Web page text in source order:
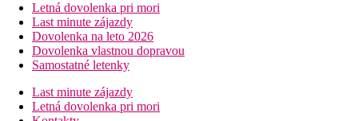
Polpenzia
Raňajky a večere formou bufetu.
Plná penzia
Raňajky, obed a večera formou bufetu
Popis pláže
Letná dovolenka pri mori
Last minute zájazdy
Dovolenka na leto 2026
Dovolenka vlastnou dopravou
Samostatné letenky
Last minute zájazdy
Letná dovolenka pri mori